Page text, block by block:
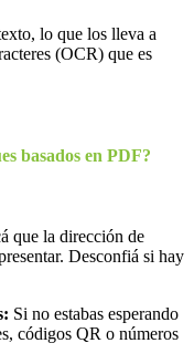
lo que los lleva a
(OCR) que es
basados en PDF?
que la dirección de
Desconfiá si hay
Si no estabas esperando
códigos QR o números